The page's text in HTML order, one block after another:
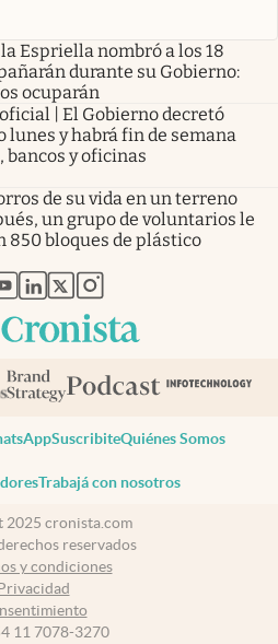
Espriella nombró a los 18
durante su Gobierno:
ocuparán
| El Gobierno decretó
y habrá fin de semana
bancos y oficinas
de su vida en un terreno
un grupo de voluntarios le
850 bloques de plástico
en nueva pestaña
abre en nueva pestaña
abre en nueva pestaña
abre en nueva pestaña
abre en nueva pestaña
SuscribiteQuiénes Somos
Trabajá con nosotros
2025 cronista.com
reservados
y condiciones
11 7078-3270